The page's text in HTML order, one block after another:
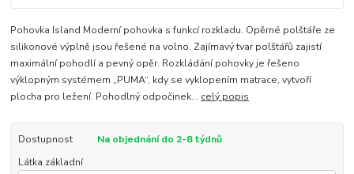
Pohovka Island Moderní pohovka s funkcí rozkladu. Opěrné polštáře ze
silikonové výplně jsou řešené na volno. Zajímavý tvar polštářů zajistí
maximální pohodlí a pevný opěr. Rozkládání pohovky je řešeno
výklopným systémem „PUMA“, kdy se vyklopením matrace, vytvoří
plocha pro ležení. Pohodlný odpočinek... celý popis
Dostupnost
Na objednání do 2-8 týdnů
Látka základní